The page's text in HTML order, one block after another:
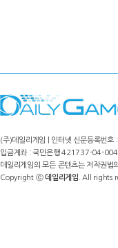
(주)데일리게임 | 인터넷 신문등록번
입금계좌 : 국민은행 421737-04-
데일리게임의 모든 콘텐츠는 저작권법
Copyright ⓒ데일리게임 . All rights